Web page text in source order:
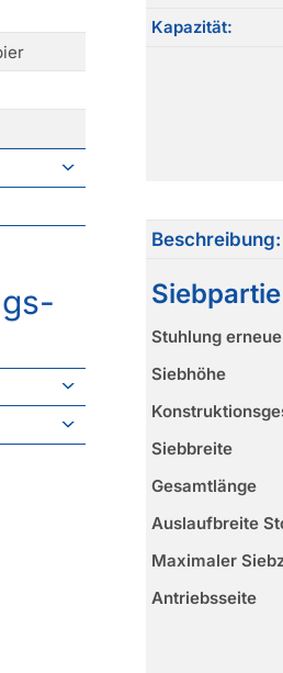
Kapazität:
Beschreibung:
Siebpartie
Stuhlung
Siebhöhe
Siebbreite
Gesamtlänge
Auslaufbreite
Maximaler
Antriebsseite